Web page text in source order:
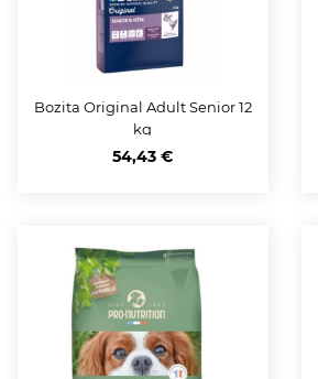
Bozita Original Adult Senior 12
kg
54,43 €